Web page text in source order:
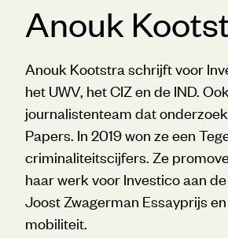
Anouk
Anouk Kootstra schrijft voor
het UWV, het CIZ en de IND.
journalistenteam dat
Papers. In 2019 won ze een
criminaliteitscijfers. Ze
haar werk voor Investico aan
Joost Zwagerman Essayprijs
mobiliteit.